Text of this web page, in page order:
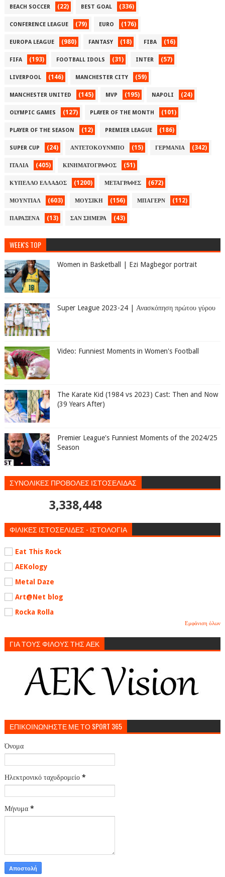
BEACH SOCCER (22) BEST GOAL (336)
CONFERENCE LEAGUE (79) EURO (176)
EUROPA LEAGUE (980) FANTASY (18) FIBA (16)
FIFA (193) FOOTBALL IDOLS (31) INTER (57)
LIVERPOOL (146) MANCHESTER CITY (59)
MANCHESTER UNITED (145) MVP (195) NAPOLI (24)
OLYMPIC GAMES (127) PLAYER OF THE MONTH (101)
PLAYER OF THE SEASON (12) PREMIER LEAGUE (186)
SUPER CUP (24) ΑΝΤΕΤΟΚΟΥΝΜΠΟ (15) ΓΕΡΜΑΝΙΑ (342)
ΙΤΑΛΙΑ (405) ΚΙΝΗΜΑΤΟΓΡΑΦΟΣ (51)
ΚΥΠΕΛΛΟ ΕΛΛΑΔΟΣ (1200) ΜΕΤΑΓΡΑΦΕΣ (672)
ΜΟΥΝΤΙΑΛ (603) ΜΟΥΣΙΚΗ (156) ΜΠΑΓΕΡΝ (112)
ΠΑΡΑΞΕΝΑ (13) ΣΑΝ ΣΗΜΕΡΑ (43)
WEEK'S TOP
Women in Basketball | Ezi Magbegor portrait
Super League 2023-24 | Ανασκόπηση πρώτου γύρου
Video: Funniest Moments in Women's Football
The Karate Kid (1984 vs 2023) Cast: Then and Now
(39 Years After)
Premier League's Funniest Moments of the 2024/25
Season
ΣΥΝΟΛΙΚΕΣ ΠΡΟΒΟΛΕΣ ΙΣΤΟΣΕΛΙΔΑΣ
3,338,448
ΦΙΛΙΚΕΣ ΙΣΤΟΣΕΛΙΔΕΣ - ΙΣΤΟΛΟΓΙΑ
Eat This Rock
AEKology
Metal Daze
Art@Net blog
Rocka Rolla
Εμφάνιση όλων
ΓΙΑ ΤΟΥΣ ΦΙΛΟΥΣ ΤΗΣ ΑΕΚ
ΕΠΙΚΟΙΝΩΝΗΣΤΕ ΜΕ ΤΟ SPORT 365
Όνομα
Ηλεκτρονικό ταχυδρομείο *
Μήνυμα *